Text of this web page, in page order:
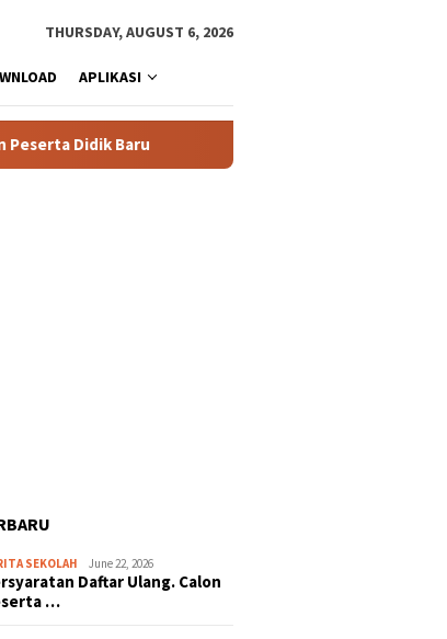
THURSDAY, AUGUST 6, 2026
APLIKASI
Didik Baru
SEKOLAH June 22, 2026
Daftar Ulang. Calon
…